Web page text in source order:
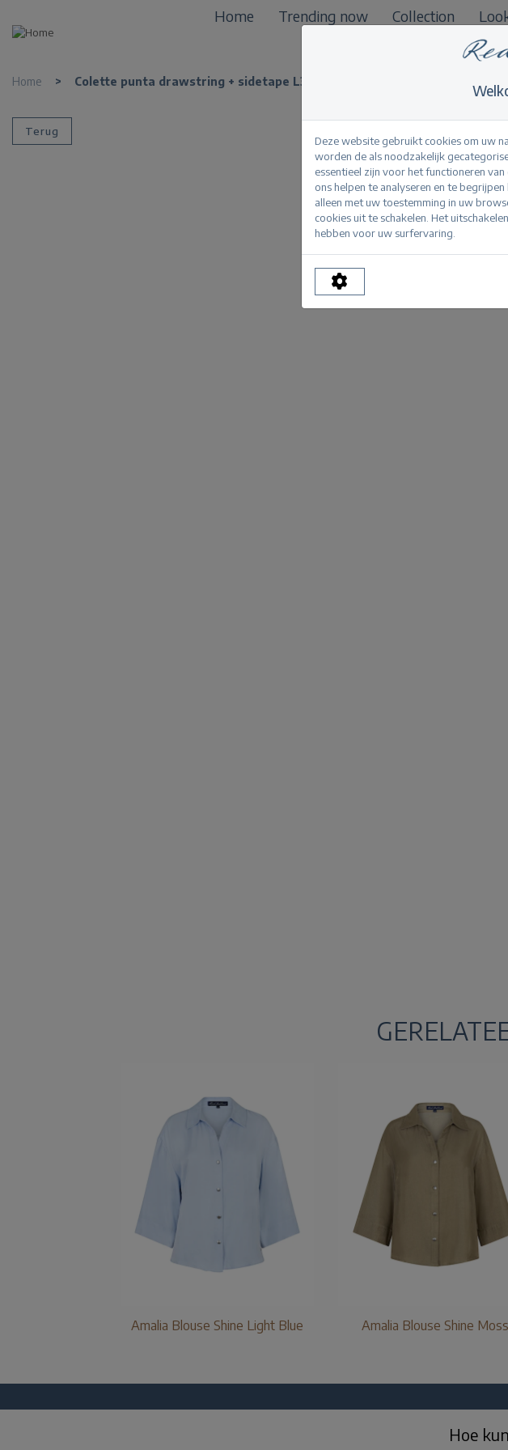
Home Trending now Collection
Home > Colette punta drawstring + sidetape L33
Terug
Amalia Blouse Shine Light Blue Amalia Blouse Shine Moss
Deze website gebruikt cookies om uw
worden de als noodzakelijk
essentieel zijn voor het functioneren
ons helpen te analyseren en te
alleen met uw toestemming in uw
cookies uit te schakelen. Het
hebben voor uw surfervaring.
Hoe